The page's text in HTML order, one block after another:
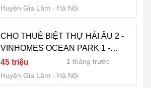
Huyện Gia Lâm
Hà Nội
CHO THUÊ BIỆT THỰ HẢI ÂU 2 -
VINHOMES OCEAN PARK 1 -
HOÀN THIỆN ĐẸP - GIÁ 45
TRIỆU/THÁNG
45 triệu
1 tháng trước
Huyện Gia Lâm
Hà Nội